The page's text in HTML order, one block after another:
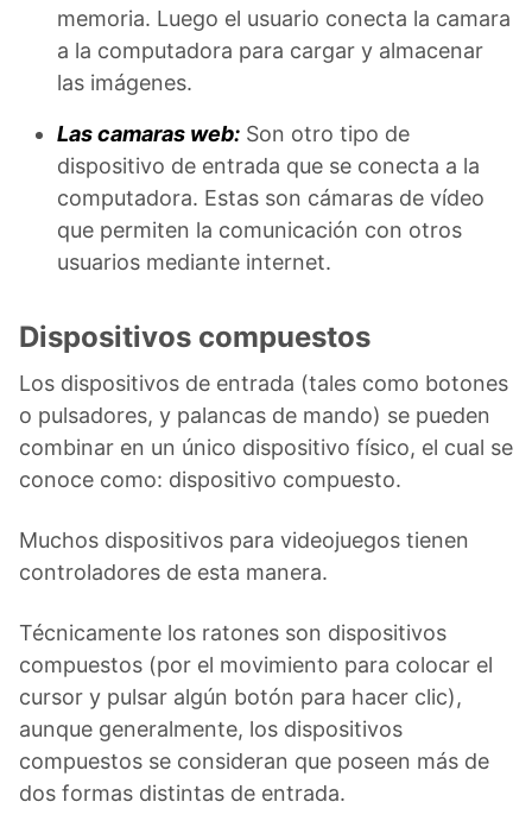
memoria. Luego el usuario conecta la camara
a la computadora para cargar y almacenar
las imágenes.
Las camaras web: Son otro tipo de
dispositivo de entrada que se conecta a la
computadora. Estas son cámaras de vídeo
que permiten la comunicación con otros
usuarios mediante internet.
Dispositivos compuestos
Los dispositivos de entrada (tales como botones
o pulsadores, y palancas de mando) se pueden
combinar en un único dispositivo físico, el cual se
conoce como: dispositivo compuesto.
Muchos dispositivos para videojuegos tienen
controladores de esta manera.
Técnicamente los ratones son dispositivos
compuestos (por el movimiento para colocar el
cursor y pulsar algún botón para hacer clic),
aunque generalmente, los dispositivos
compuestos se consideran que poseen más de
dos formas distintas de entrada.